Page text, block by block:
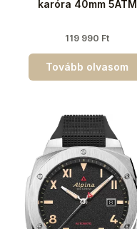
karóra 40mm 5ATM
119 990 Ft
Tovább olvasom